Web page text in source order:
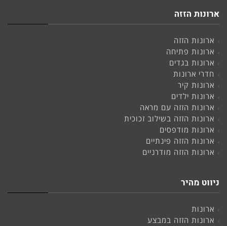
ארונות הזזה
ארונות הזזה
ארונות פתיחה
ארונות בגדים
חדרי ארונות
ארונות קיר
ארונות ילדים
ארונות הזזה עם מראה
ארונות הזזה בשילוב זכוכית
ארונות מודפסים
ארונות הזזה פינתיים
ארונות הזזה מודרניים
ניווט מהיר
ארונות
ארונות הזזה במבצע